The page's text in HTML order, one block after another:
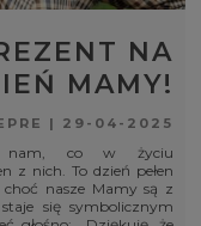
NA
MAMY!
| 29-04-2025
nam, co w życiu
z nich. To dzień pełen
nasze Mamy są z
się symbolicznym